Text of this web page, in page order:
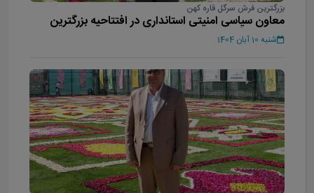
بزرگترین فرش سرگل قاره کهن
معاون سیاسی امنیتی استانداری در افتتاحیه بزرگترین
فرش سر گل آسیا
شنبه 10 آبان 1404